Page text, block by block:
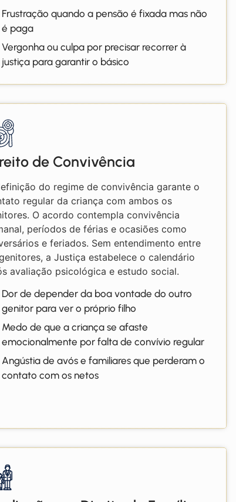
Frustração quando a pensão é fixada mas não
é paga
Vergonha ou culpa por precisar recorrer à
justiça para garantir o básico
de Convivência
do regime de convivência garante o
regular da criança com ambos os
O acordo contempla convivência
períodos de férias e ocasiões como
e feriados. Sem entendimento entre
a Justiça estabelece o calendário
avaliação psicológica e estudo social.
Dor de depender da boa vontade do outro
genitor para ver o próprio filho
Medo de que a criança se afaste
emocionalmente por falta de convívio regular
Angústia de avós e familiares que perderam o
contato com os netos